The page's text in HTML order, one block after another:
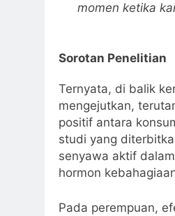
momen ketika
Sorotan Penelitian
Ternyata, di balik
mengejutkan,
positif antara
studi yang
senyawa aktif
hormon
Pada perempuan,